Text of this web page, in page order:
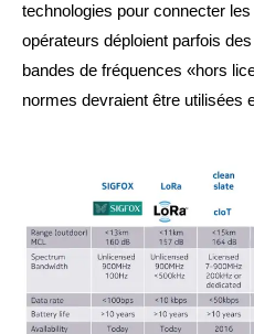
technologies pour connecter les
opérateurs déploient parfois
bandes de fréquences «hors
normes devraient être utilisées